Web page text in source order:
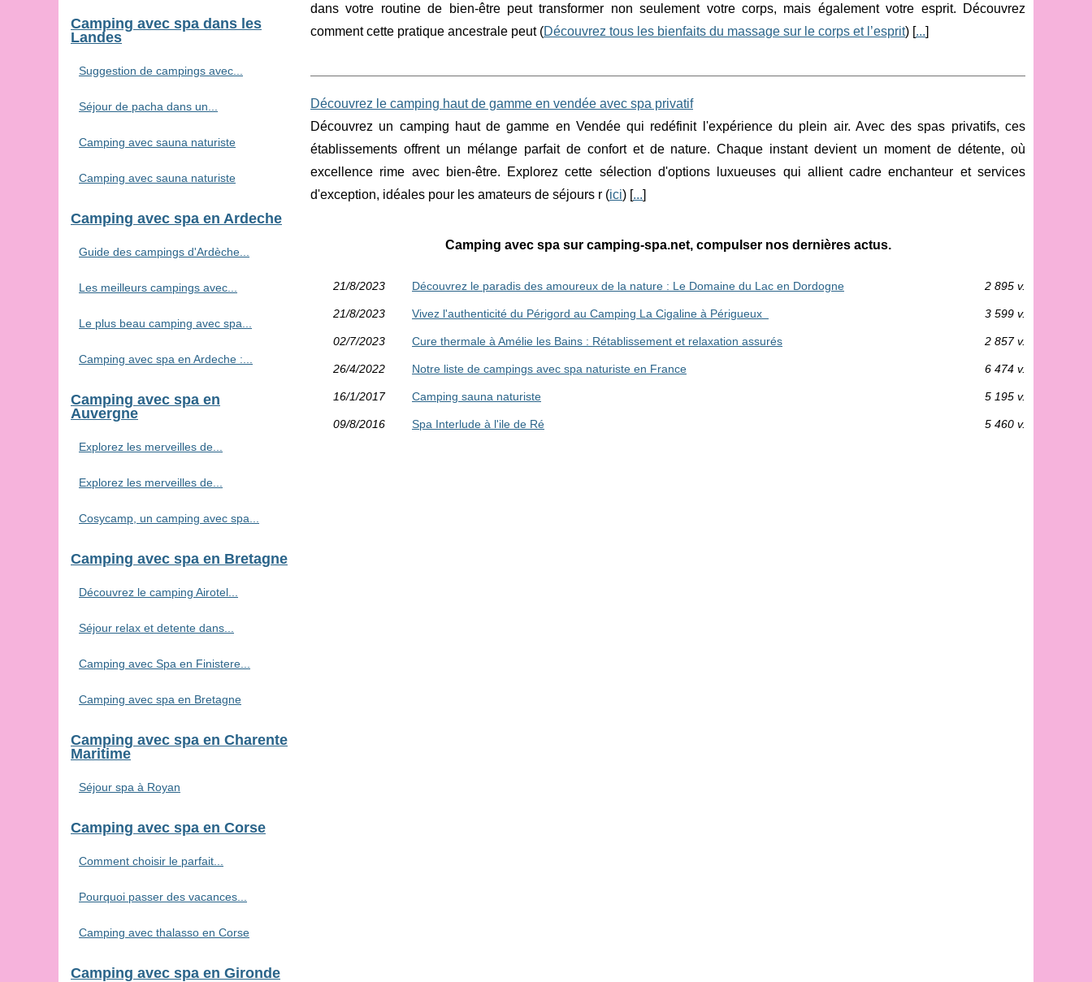
dans votre routine de bien-être peut transformer non seulement votre corps, mais également votre esprit. Découvrez
comment cette pratique ancestrale peut (Découvrez tous les bienfaits du massage sur le corps et l’esprit) [...]
Découvrez le camping haut de gamme en vendée avec spa privatif
Découvrez un camping haut de gamme en Vendée qui redéfinit l'expérience du plein air. Avec des spas privatifs, ces
établissements offrent un mélange parfait de confort et de nature. Chaque instant devient un moment de détente, où
excellence rime avec bien-être. Explorez cette sélection d'options luxueuses qui allient cadre enchanteur et services
d'exception, idéales pour les amateurs de séjours r (ici) [...]
Camping avec spa sur camping-spa.net, compulser nos dernières actus.
21/8/2023 Découvrez le paradis des amoureux de la nature : Le Domaine du Lac en Dordogne 2 895 v.
21/8/2023 Vivez l'authenticité du Périgord au Camping La Cigaline à Périgueux 3 599 v.
02/7/2023 Cure thermale à Amélie les Bains : Rétablissement et relaxation assurés 2 857 v.
26/4/2022 Notre liste de campings avec spa naturiste en France 6 474 v.
16/1/2017 Camping sauna naturiste 5 195 v.
09/8/2016 Spa Interlude à l'ile de Ré 5 460 v.
Camping avec spa dans les
Landes
Suggestion de campings avec...
Séjour de pacha dans un...
Camping avec sauna naturiste
Camping avec sauna naturiste
Camping avec spa en Ardeche
Guide des campings d'Ardèche...
Les meilleurs campings avec...
Le plus beau camping avec spa...
Camping avec spa en Ardeche :...
Camping avec spa en
Auvergne
Explorez les merveilles de...
Explorez les merveilles de...
Cosycamp, un camping avec spa...
Camping avec spa en Bretagne
Découvrez le camping Airotel...
Séjour relax et detente dans...
Camping avec Spa en Finistere...
Camping avec spa en Bretagne
Camping avec spa en Charente
Maritime
Séjour spa à Royan
Camping avec spa en Corse
Comment choisir le parfait...
Pourquoi passer des vacances...
Camping avec thalasso en Corse
Camping avec spa en Gironde